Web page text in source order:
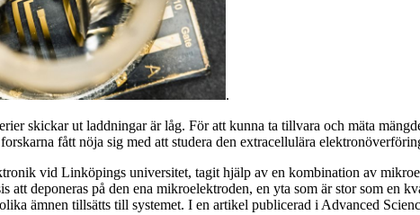
.
skickar ut laddningar är låg. För att kunna ta tillvara och mäta
fått nöja sig med att studera den extracellulära
vid Linköpings universitet, tagit hjälp av en kombination av
att deponeras på den ena mikroelektroden, en yta som är stor som en
ämnen tillsätts till systemet. I en artikel publicerad i Advanced